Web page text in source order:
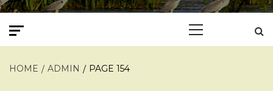
HOME ADMIN PAGE 154